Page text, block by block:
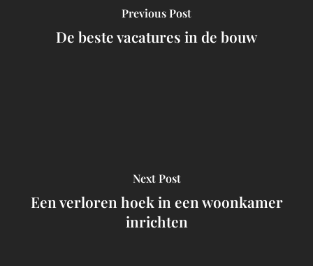
Previous Post
De beste vacatures in de bouw
Next Post
Een verloren hoek in een woonkamer
inrichten